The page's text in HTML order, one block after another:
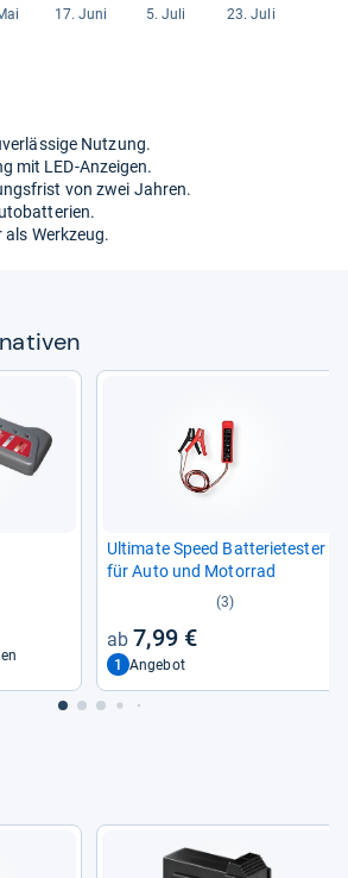
Nut­zung.
mit LED-​Anzei­gen.
von zwei Jah­ren.
Werk­zeug.
Ulti­mate Speed Bat­te­rie­tes­ter
für Auto und Motor­rad
(3)
7,99 €
1 Angebot